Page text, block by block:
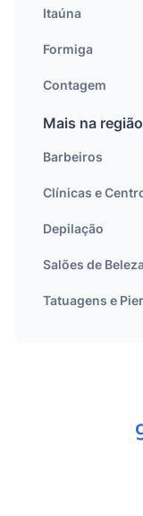
Itaúna
Formiga
Contagem
Mais na região
Barbeiros
Clínicas e
Depilação
Salões de
Tatuagens e